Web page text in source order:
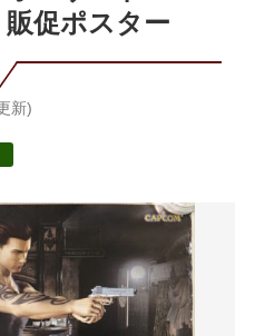
促ポスター
新)